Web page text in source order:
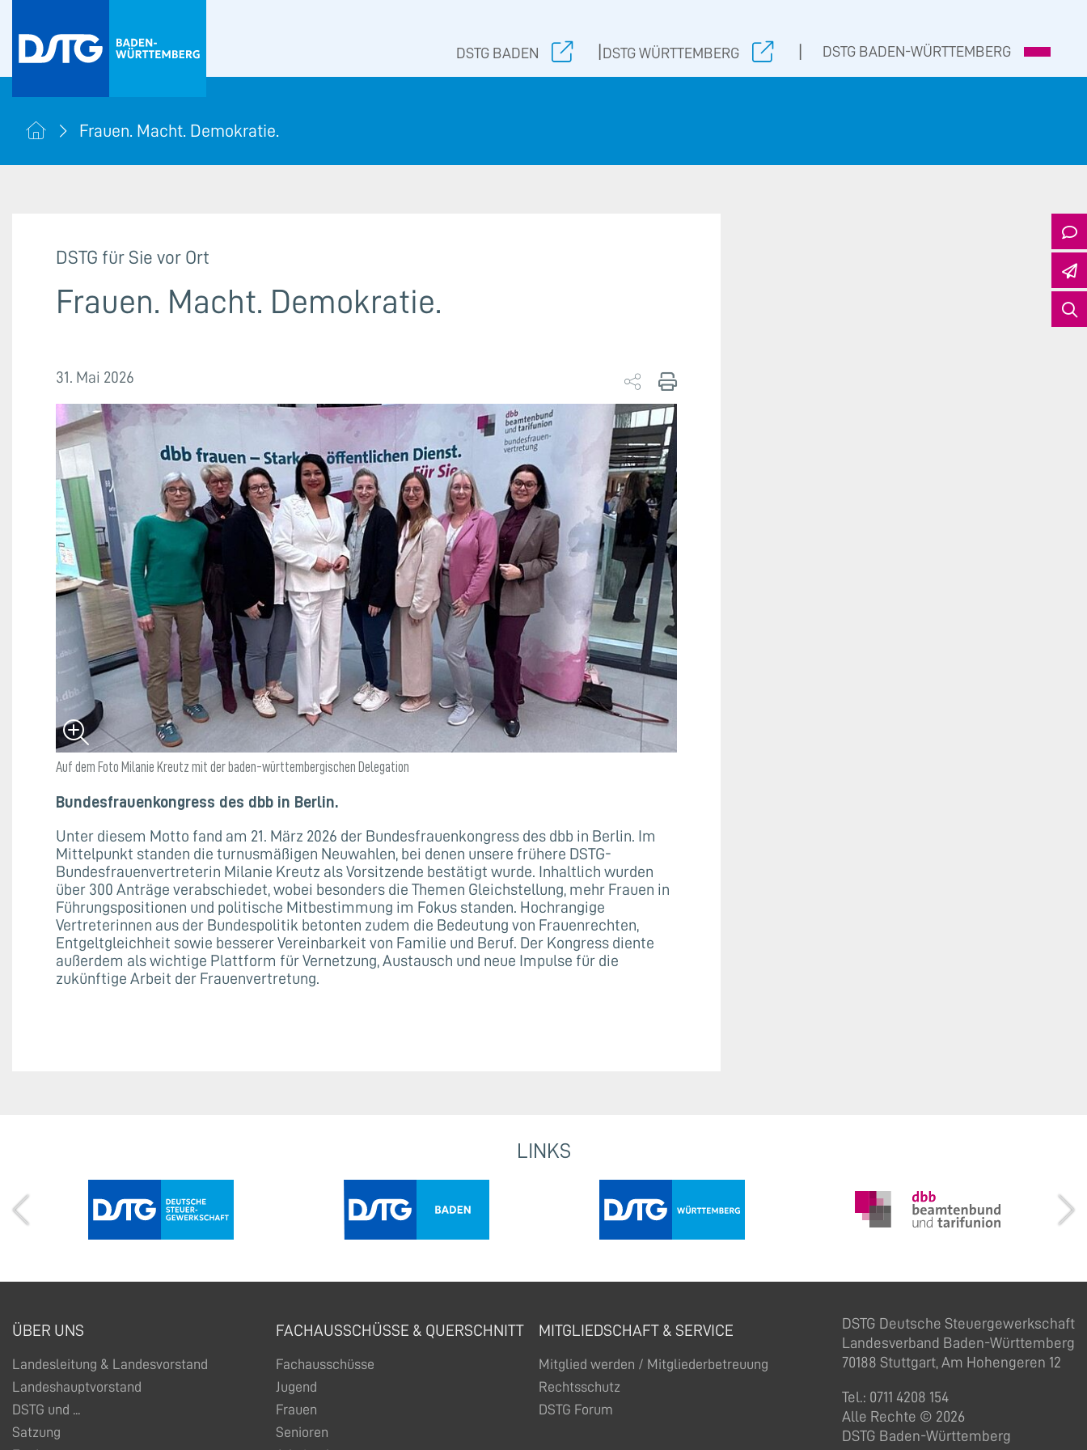
DSTG BADEN DSTG WÜRTTEMBERG DSTG BADEN-WÜRTTEMBERG
Frauen. Macht. Demokratie.
DSTG für Sie vor Ort
Frauen. Macht. Demokratie.
31. Mai 2026
Auf dem Foto Milanie Kreutz mit der baden-württembergischen Delegation
Bundesfrauenkongress des dbb in Berlin.
Unter diesem Motto fand am 21. März 2026 der Bundesfrauenkongress des dbb in Berlin. Im
Mittelpunkt standen die turnusmäßigen Neuwahlen, bei denen unsere frühere DSTG-
Bundesfrauenvertreterin Milanie Kreutz als Vorsitzende bestätigt wurde. Inhaltlich wurden
über 300 Anträge verabschiedet, wobei besonders die Themen Gleichstellung, mehr Frauen in
Führungspositionen und politische Mitbestimmung im Fokus standen. Hochrangige
Vertreterinnen aus der Bundespolitik betonten zudem die Bedeutung von Frauenrechten,
Entgeltgleichheit sowie besserer Vereinbarkeit von Familie und Beruf. Der Kongress diente
außerdem als wichtige Plattform für Vernetzung, Austausch und neue Impulse für die
zukünftige Arbeit der Frauenvertretung.
LINKS
ÜBER UNS
Landesleitung & Landesvorstand
Landeshauptvorstand
DSTG und ...
Satzung
FACHAUSSCHÜSSE & QUERSCHNITT
Fachausschüsse
Jugend
Frauen
Senioren
MITGLIEDSCHAFT & SERVICE
Mitglied werden / Mitgliederbetreuung
Rechtsschutz
DSTG Forum
DSTG Deutsche Steuergewerkschaft
Landesverband Baden-Württemberg
70188 Stuttgart, Am Hohengeren 12
Tel.: 0711 4208 154
Alle Rechte © 2026
DSTG Baden-Württemberg